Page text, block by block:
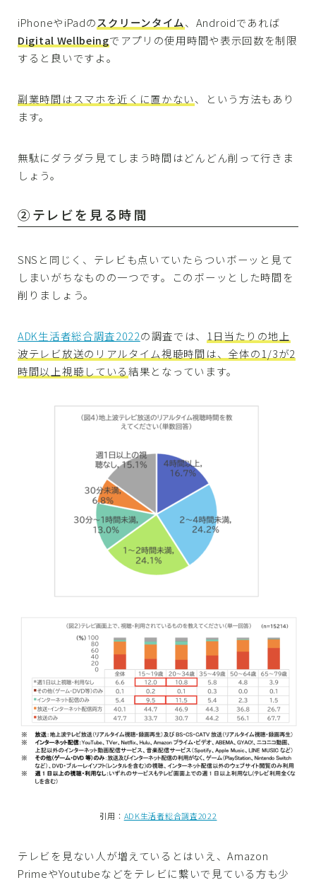
iPhoneやiPadのスクリーンタイム、Androidであれば
Digital Wellbeingでアプリの使用時間や表示回数を制限
すると良いですよ。
副業時間はスマホを近くに置かない、という方法もあり
ます。
無駄にダラダラ見てしまう時間はどんどん削って行きま
しょう。
②テレビを見る時間
SNSと同じく、テレビも点いていたらついボーッと見て
しまいがちなものの一つです。このボーッとした時間を
削りましょう。
ADK生活者総合調査2022の調査では、 1日当たりの地上
波テレビ放送のリアルタイム視聴時間は、全体の1/3が2
時間以上視聴している結果となっています。
引用： ADK生活者総合調査2022
テレビを見ない人が増えているとはいえ、Amazon
PrimeやYoutubeなどをテレビに繋いで見ている方も少